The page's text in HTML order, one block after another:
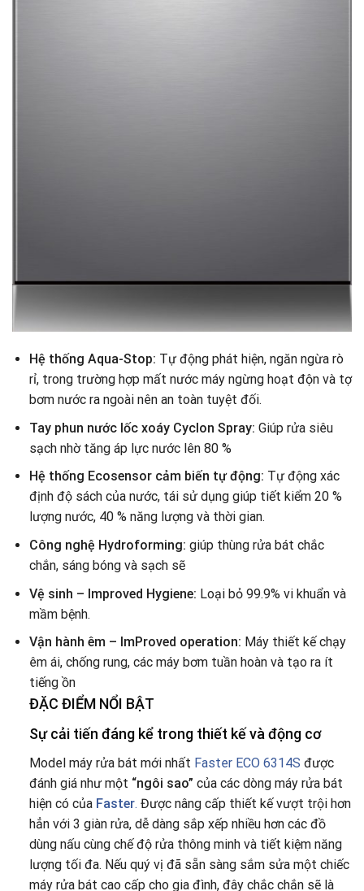
Hệ thống Aqua-Stop: Tự động phát hiện, ngăn ngừa rò
rỉ, trong trường hợp mất nước máy ngừng hoạt độn và tợ
bơm nước ra ngoài nên an toàn tuyệt đối.
Tay phun nước lốc xoáy Cyclon Spray: Giúp rửa siêu
sạch nhờ tăng áp lực nước lên 80 %
Hệ thống Ecosensor cảm biến tự động: Tự động xác
định độ sách của nước, tái sử dụng giúp tiết kiểm 20 %
lượng nước, 40 % năng lượng và thời gian.
Công nghệ Hydroforming: giúp thùng rửa bát chắc
chắn, sáng bóng và sạch sẽ
Vệ sinh – Improved Hygiene: Loại bỏ 99.9% vi khuẩn và
mầm bệnh.
Vận hành êm – ImProved operation: Máy thiết kế chạy
êm ái, chống rung, các máy bơm tuần hoàn và tạo ra ít
tiếng ồn
ĐẶC ĐIỂM NỔI BẬT
Sự cải tiến đáng kể trong thiết kế và động cơ
Model máy rửa bát mới nhất Faster ECO 6314S được
đánh giá như một “ngôi sao” của các dòng máy rửa bát
hiện có của Faster. Được nâng cấp thiết kế vượt trội hơn
hẳn với 3 giàn rửa, dễ dàng sắp xếp nhiều hơn các đồ
dùng nấu cùng chế độ rửa thông minh và tiết kiệm năng
lượng tối đa. Nếu quý vị đã sẵn sàng sắm sửa một chiếc
máy rửa bát cao cấp cho gia đình, đây chắc chắn sẽ là